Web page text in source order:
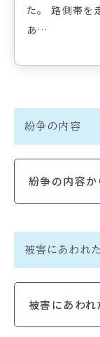
た。 路側帯を
あ…
紛争の内容
紛争の内容か
被害にあわれ
被害にあわ